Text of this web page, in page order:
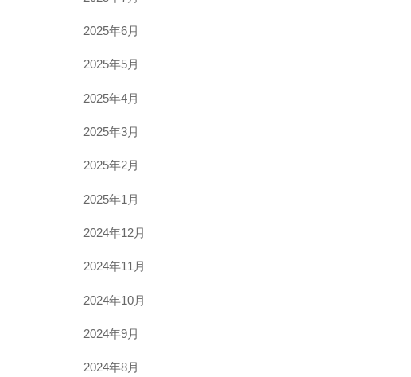
2025年6月
2025年5月
2025年4月
2025年3月
2025年2月
2025年1月
2024年12月
2024年11月
2024年10月
2024年9月
2024年8月